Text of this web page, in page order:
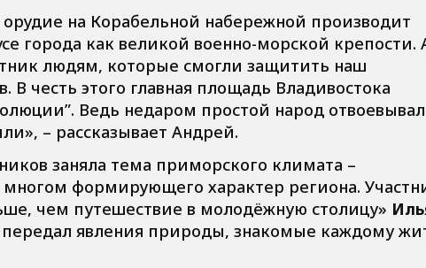
на Корабельной набережной производит
города как великой военно-морской крепости.
людям, которые смогли защитить наш
В честь этого главная площадь Владивостока
Ведь недаром простой народ отвоевывал
– рассказывает Андрей.
заняла тема приморского климата –
формирующего характер региона.
чем путешествие в молодёжную столицу»
передал явления природы, знакомые каждому